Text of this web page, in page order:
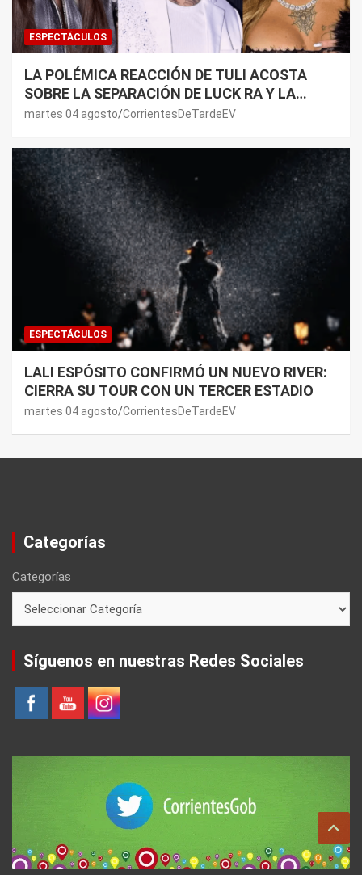
ESPECTÁCULOS
LA POLÉMICA REACCIÓN DE TULI ACOSTA
SOBRE LA SEPARACIÓN DE LUCK RA Y LA
JOAQUI: “¿MI VERDAD?”
martes 04 agosto CorrientesDeTardeEV
ESPECTÁCULOS
LALI ESPÓSITO CONFIRMÓ UN NUEVO RIVER:
CIERRA SU TOUR CON UN TERCER ESTADIO
martes 04 agosto CorrientesDeTardeEV
Categorías
Categorías
Síguenos en nuestras Redes Sociales